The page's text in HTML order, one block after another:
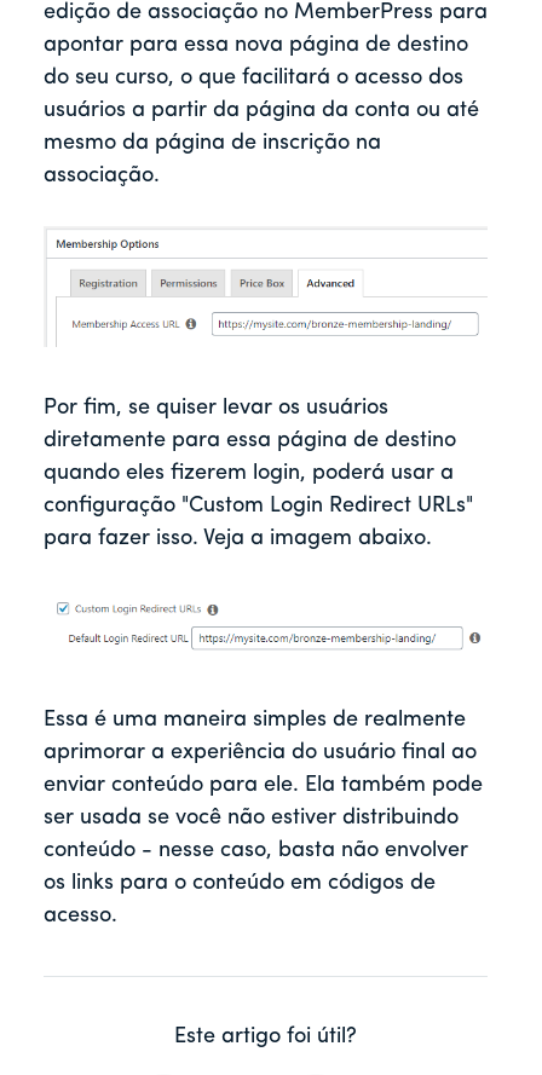
edição de associação no MemberPress para
apontar para essa nova página de destino
do seu curso, o que facilitará o acesso dos
usuários a partir da página da conta ou até
mesmo da página de inscrição na
associação.
Por fim, se quiser levar os usuários
diretamente para essa página de destino
quando eles fizerem login, poderá usar a
configuração "Custom Login Redirect URLs"
para fazer isso. Veja a imagem abaixo.
Essa é uma maneira simples de realmente
aprimorar a experiência do usuário final ao
enviar conteúdo para ele. Ela também pode
ser usada se você não estiver distribuindo
conteúdo - nesse caso, basta não envolver
os links para o conteúdo em códigos de
acesso.
Este artigo foi útil?